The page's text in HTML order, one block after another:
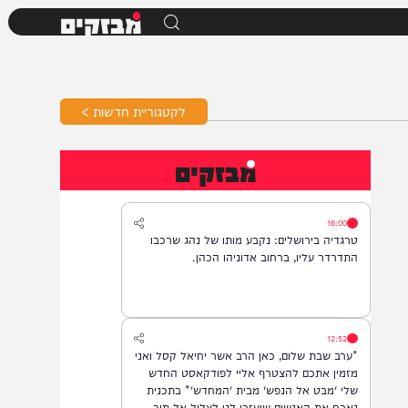
מבזקים
לקטגוריית חדשות >
מבזקים
18:00
טרגדיה בירושלים: נקבע מותו של נהג שרכבו
12:52
*ערב שבת שלום, כאן הרב אשר יחיאל קסל ואני
מזמין אתכם להצטרף אליי לפודקאסט החדש